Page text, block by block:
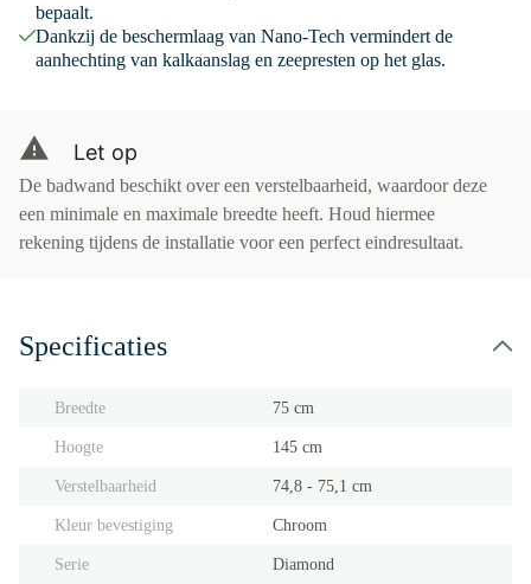
bepaalt.
Dankzij de beschermlaag van Nano-Tech vermindert de
aanhechting van kalkaanslag en zeepresten op het glas.
Let op
De badwand beschikt over een verstelbaarheid, waardoor deze
een minimale en maximale breedte heeft. Houd hiermee
rekening tijdens de installatie voor een perfect eindresultaat.
Specificaties
Breedte 75 cm
Hoogte 145 cm
Verstelbaarheid 74,8 - 75,1 cm
Kleur bevestiging Chroom
Serie Diamond